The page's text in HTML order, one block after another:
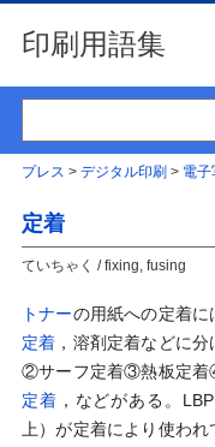
印刷用語集
プレス > デジタル印刷 > 電子
定着
ていちゃく / fixing, fusing
トナーの用紙への定着に
定着 ，溶剤定着などに
②サーフ定着③熱板定
定着 ，などがある。
上）が定着により使わ